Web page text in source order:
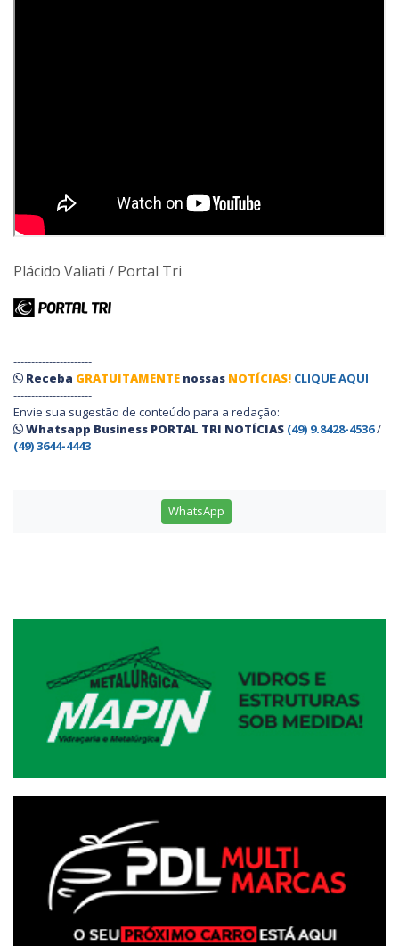
Plácido Valiati / Portal Tri
----------------------
Receba GRATUITAMENTE nossas NOTÍCIAS! CLIQUE AQUI
----------------------
Envie sua sugestão de conteúdo para a redação:
Whatsapp Business PORTAL TRI NOTÍCIAS (49) 9.8428-4536/
(49) 3644-4443
WhatsApp